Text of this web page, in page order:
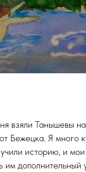
взяли Танышевы
Бежецка. Я много
историю, и
им дополнительный